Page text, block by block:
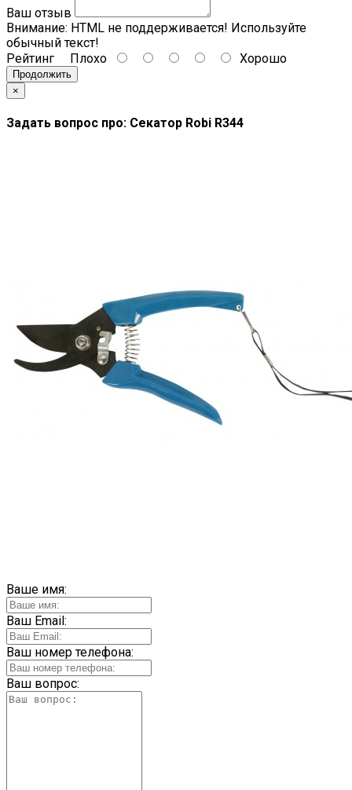
Ваш отзыв
Внимание: HTML не поддерживается! Используйте
обычный текст!
Рейтинг Плохо Хорошо
Продолжить
×
Задать вопрос про: Секатор Robi R344
Ваше имя:
Ваш Email:
Ваш номер телефона:
Ваш вопрос: